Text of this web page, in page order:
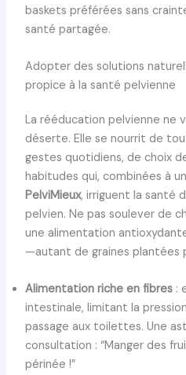
baskets préférées sans
santé partagée.
Adopter des solutions
propice à la santé pelvienne
La rééducation pelvienne ne
déserte. Elle se nourrit de
gestes quotidiens, de choix
habitudes qui, combinées à
PelviMieux, irriguent la santé
pelvien. Ne pas soulever de
une alimentation
—autant de graines plantées
Alimentation riche en fibres:
intestinale, limitant la
passage aux toilettes. Une
consultation : “Manger des
périnée !”